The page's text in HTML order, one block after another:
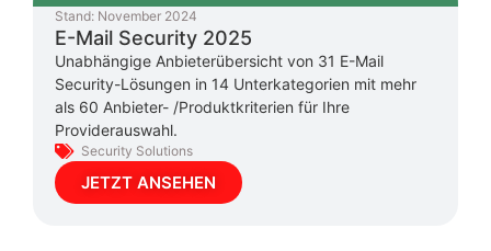
Stand: November 2024
E-Mail Security 2025
Unabhängige Anbieterübersicht von 31 E-Mail
Security-Lösungen in 14 Unterkategorien mit mehr
als 60 Anbieter- /Produktkriterien für Ihre
Providerauswahl.
Security Solutions
JETZT ANSEHEN